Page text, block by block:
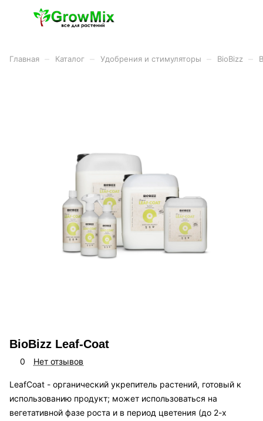
Главная Каталог Удобрения и стимуляторы BioBizz
BioBizz Leaf-Coat
0 Нет отзывов
LeafCoat - органический укрепитель растений, готовый к
использованию продукт; может использоваться на
вегетативной фазе роста и в период цветения (до 2-х